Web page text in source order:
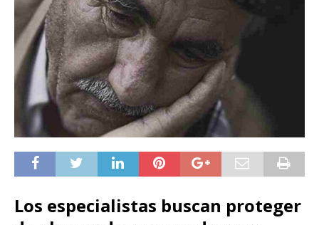
Los especialistas buscan proteger